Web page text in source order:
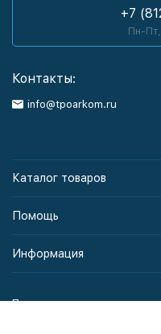
+7
Пн-
Контакты:
info@tpoarkom.ru
Каталог товаров
Помощь
Информация
Политика персональных